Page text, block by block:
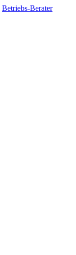
Betriebs-Berater